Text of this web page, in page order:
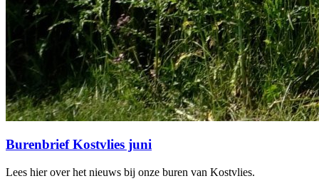
Burenbrief Kostvlies juni
Lees hier over het nieuws bij onze buren van Kostvlies.